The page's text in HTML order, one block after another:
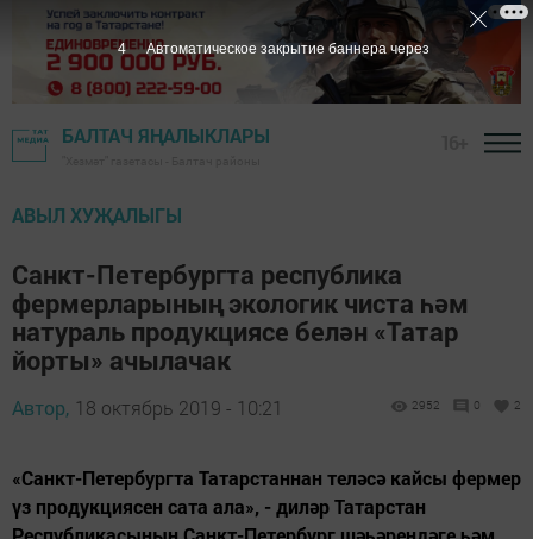
БАЛТАЧ ЯҢАЛЫКЛАРЫ
АВЫЛ ХУҖАЛЫГЫ
Санкт-Петербургта республика
фермерларының экологик чиста һәм
натураль продукциясе белән «Татар
йорты» ачылачак
Автор, 18 октябрь 2019 - 10:21 2952 0 2
«Санкт-Петербургта Татарстаннан теләсә кайсы фермер
үз продукциясен сата ала», - диләр Татарстан
3 Автоматическое закрытие баннера через